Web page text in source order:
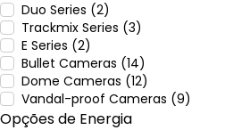
Duo Series (2)
Trackmix Series (3)
E Series (2)
Bullet Cameras (14)
Dome Cameras (12)
Vandal-proof Cameras (9)
Opções de Energia